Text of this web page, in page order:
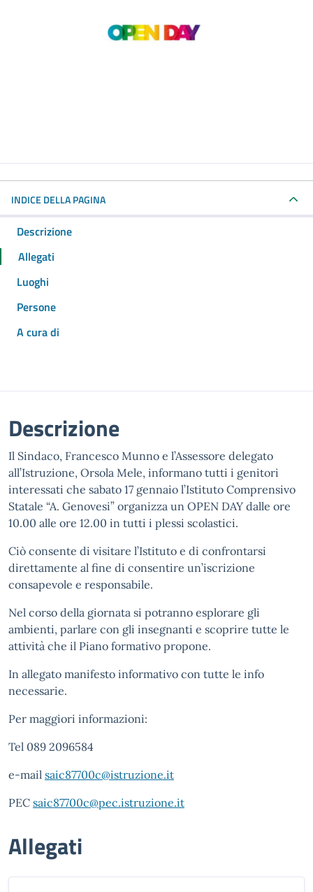
INDICE DELLA PAGINA
Descrizione
Allegati
Luoghi
Persone
A cura di
Descrizione
Il Sindaco, Francesco Munno e l’Assessore delegato
all’Istruzione, Orsola Mele, informano tutti i genitori
interessati che sabato 17 gennaio l’Istituto Comprensivo
Statale “A. Genovesi” organizza un OPEN DAY dalle ore
10.00 alle ore 12.00 in tutti i plessi scolastici.
Ciò consente di visitare l’Istituto e di confrontarsi
direttamente al fine di consentire un’iscrizione
consapevole e responsabile.
Nel corso della giornata si potranno esplorare gli
ambienti, parlare con gli insegnanti e scoprire tutte le
attività che il Piano formativo propone.
In allegato manifesto informativo con tutte le info
necessarie.
Per maggiori informazioni:
Tel 089 2096584
e-mail saic87700c@istruzione.it
PEC saic87700c@pec.istruzione.it
Allegati